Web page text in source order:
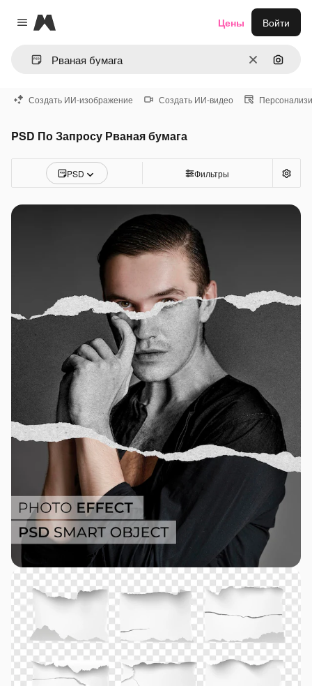
Close menu
Magnific
ОчиститьПоиск
Цены Войти
Создать ИИ-изображение Создать ИИ-видео
PSD По Запросу Рваная бумага
PSD Фильтры